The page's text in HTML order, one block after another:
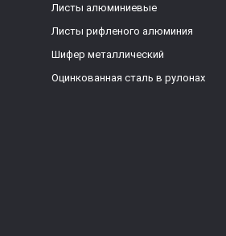
Листы алюминиевые
Листы рифленого алюминия
Шифер металлический
Оцинкованная сталь в рулонах